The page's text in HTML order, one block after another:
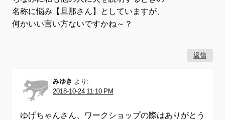
名称に悩み【旦那さん】としていますが、
何かいい言い方ないですかね～？
返信
みゆき より:
2018-10-24 11:10 PM
ゆげちゃんさん、ワークショップの際はありがとう